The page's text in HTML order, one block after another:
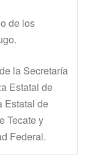
de los
la Secretaría
Estatal de
Estatal de
Tecate y
Federal.